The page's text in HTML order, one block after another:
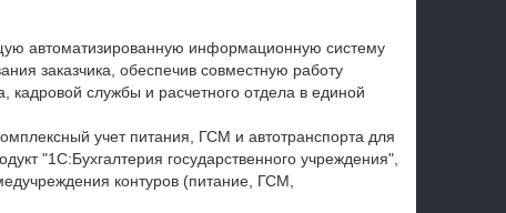
автоматизированную информационную систему
заказчика, обеспечив совместную работу
кадровой службы и расчетного отдела в единой
учет питания, ГСМ и автотранспорта для
"1С:Бухгалтерия государственного учреждения",
контуров (питание, ГСМ,